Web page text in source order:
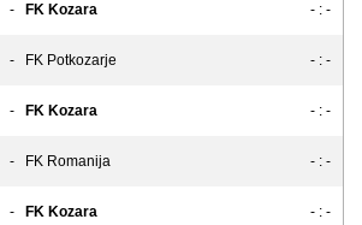
- FK Kozara - : -
- FK Potkozarje - : -
- FK Kozara - : -
- FK Romanija - : -
- FK Kozara - : -